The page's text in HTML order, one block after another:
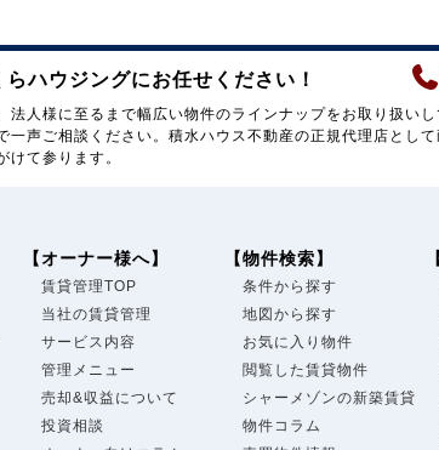
ハウジングにお任せください！
法人様に至るまで幅広い物件のラインナップをお取り扱い
一声ご相談ください。積水ハウス不動産の正規代理店とし
けて参ります。
【オーナー様へ】
賃貸管理TOP
当社の賃貸管理
サービス内容
管理メニュー
売却&収益について
投資相談
【物件検索】
条件から探す
地図から探す
お気に入り物件
閲覧した賃貸物件
シャーメゾンの新築賃貸
物件コラム